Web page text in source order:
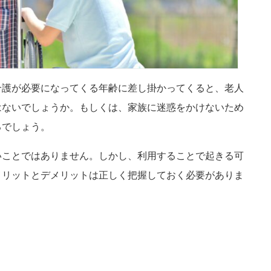
が必要になってくる年齢に差し掛かってくると、老人
いでしょうか。もしくは、家族に迷惑をかけないため
しょう。
とではありません。しかし、利用することで起きる可
ットとデメリットは正しく把握しておく必要がありま